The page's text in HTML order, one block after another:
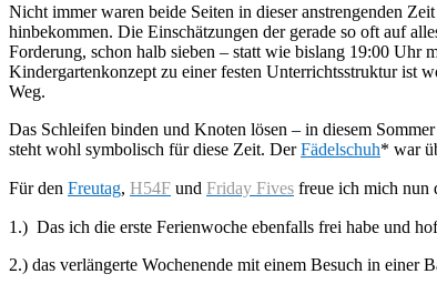
Nicht immer waren beide Seiten in dieser anstrengenden
hinbekommen. Die Einschätzungen der gerade so oft auf
Forderung, schon halb sieben – statt wie bislang 19:00 Uhr
Kindergartenkonzept zu einer festen Unterrichtsstruktur ist
Weg.
Das Schleifen binden und Knoten lösen – in diesem
steht wohl symbolisch für diese Zeit. DerFädelschuh* war
Für den Freutag, H54F und Friday Fives freue ich mich nun
1.) Das ich die erste Ferienwoche ebenfalls frei habe und
2.) das verlängerte Wochenende mit einem Besuch in einer